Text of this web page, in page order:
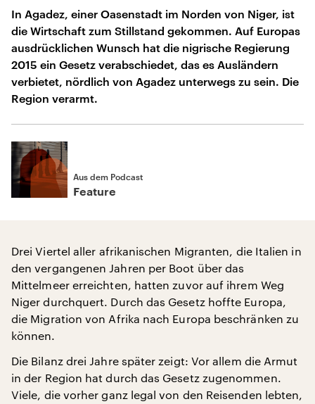
In Agadez, einer Oasenstadt im Norden von Niger, ist
die Wirtschaft zum Stillstand gekommen. Auf Europas
ausdrücklichen Wunsch hat die nigrische Regierung
2015 ein Gesetz verabschiedet, das es Ausländern
verbietet, nördlich von Agadez unterwegs zu sein. Die
Region verarmt.
Aus dem Podcast
Feature
Drei Viertel aller afrikanischen Migranten, die Italien in
den vergangenen Jahren per Boot über das
Mittelmeer erreichten, hatten zuvor auf ihrem Weg
Niger durchquert. Durch das Gesetz hoffte Europa,
die Migration von Afrika nach Europa beschränken zu
können.
Die Bilanz drei Jahre später zeigt: Vor allem die Armut
in der Region hat durch das Gesetz zugenommen.
Viele, die vorher ganz legal von den Reisenden lebten,